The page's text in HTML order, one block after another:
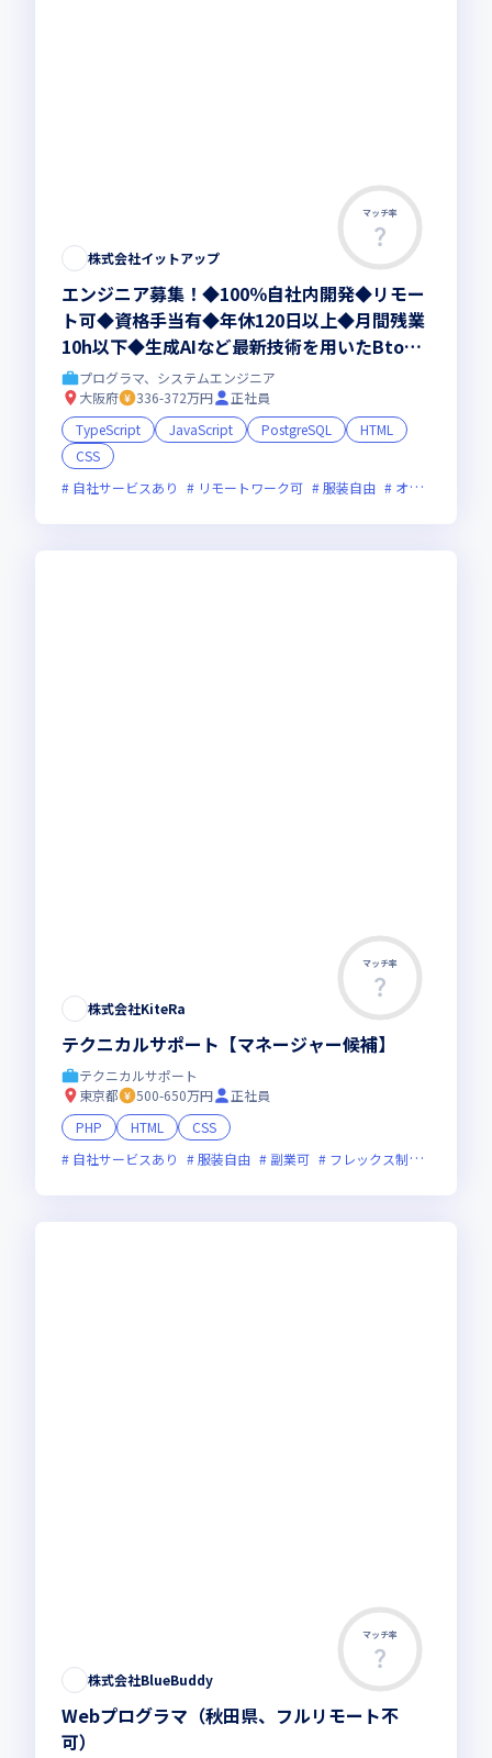
マッチ率
株式会社イットアップ
エンジニア募集！◆100％自社内開発◆リモー
ト可◆資格手当有◆年休120日以上◆月間残業
10h以下◆生成AIなど最新技術を用いたBto
B、BtoCサービスを積極的に構築・展開。
プログラマ、システムエンジニア
大阪府
336-372万円
正社員
TypeScript
JavaScript PostgreSQL
HTML
CSS
自社サービスあり
リモートワーク可 服装自由 オンライン選考可
マッチ率
株式会社KiteRa
テクニカルサポート【マネージャー候補】
テクニカルサポート
東京都
500-650万円
正社員
PHP
HTML
CSS
自社サービスあり
服装自由 副業可 フレックス制度あり
マッチ率
株式会社BlueBuddy
Webプログラマ（秋田県、フルリモート不
可）